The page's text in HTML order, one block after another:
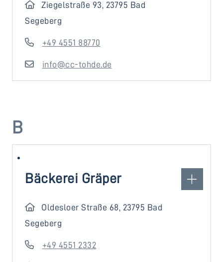
Ziegelstraße 93, 23795 Bad
Segeberg
+49 4551 88770
info@cc-tohde.de
B
Bäckerei Gräper
Oldesloer Straße 68, 23795 Bad
Segeberg
+49 4551 2332